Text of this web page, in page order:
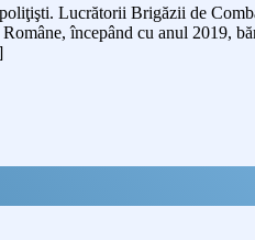
Lucrătorii Brigăzii de
începând cu anul 2019,